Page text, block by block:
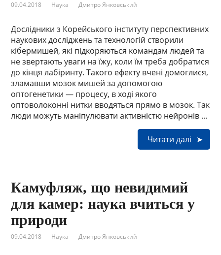
09.04.2018 Наука Дмитро Янковський
Дослідники з Корейського інституту перспективних
наукових досліджень та технологій створили
кібермишей, які підкоряються командам людей та
не звертають уваги на їжу, коли їм треба добратися
до кінця лабіринту. Такого ефекту вчені домоглися,
зламавши мозок мишей за допомогою
оптогенетики — процесу, в ході якого
оптоволоконні нитки вводяться прямо в мозок. Так
люди можуть маніпулювати активністю нейронів ...
Читати далі
Камуфляж, що невидимий
для камер: наука вчиться у
природи
09.04.2018 Наука Дмитро Янковський